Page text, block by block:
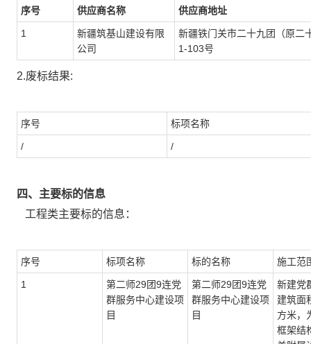
序号 供应商名称 供应商地址
1
新疆筑基山建设有限
公司
新疆铁门关市二十九团（原二
1-103号
2.废标结果:
序号 标项名称
/ /
四、主要标的信息
工程类主要标的信息：
序号 标项名称 标的名称 施工范
1
第二师29团9连党
群服务中心建设项
目
第二师29团9连党
群服务中心建设项
目
新建党
建筑面
方米，
框架结